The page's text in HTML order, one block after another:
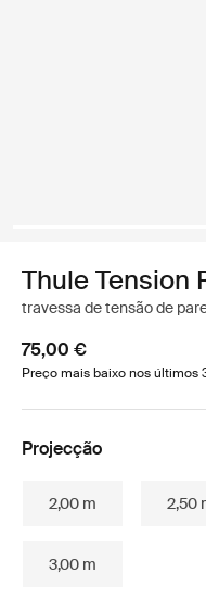
Thule Tension
travessa de tensão de
75,00 €
Preço mais baixo nos últimos
Projecção
2,00 m 2,50
3,00 m